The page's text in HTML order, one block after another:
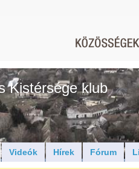
Kistérsége klub
Videók Hírek Fórum